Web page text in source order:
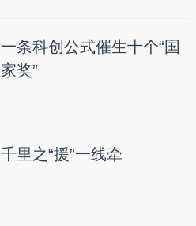
一条科创公式催生十个“国
家奖”
千里之“援”一线牵